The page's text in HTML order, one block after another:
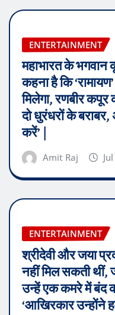
ENTERTAINMENT
महाभारत के भगवान
कहना है कि
मिलेगा, रणबीर कपूर
दो धुरंधरों के
करें’ |
Amit Raj
ENTERTAINMENT
श्रीदेवी और जया
नहीं मिल सकती
उन्हें एक कमरे में बंद
‘आखिरकार उन्होंने